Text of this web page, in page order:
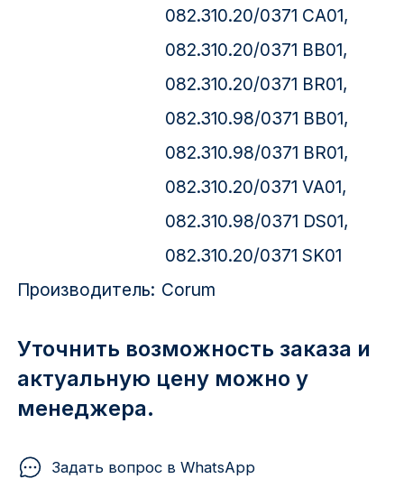
082.310.20/0371 CA01,
082.310.20/0371 BB01,
082.310.20/0371 BR01,
082.310.98/0371 BB01,
082.310.98/0371 BR01,
082.310.20/0371 VA01,
082.310.98/0371 DS01,
082.310.20/0371 SK01
Производитель: Corum
Уточнить возможность заказа и
актуальную цену можно у
менеджера.
Задать вопрос в WhatsApp